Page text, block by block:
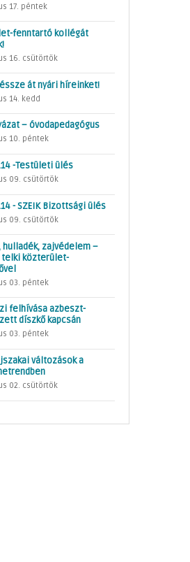
17. péntek
fenntartó kollégát
16. csütörtök
át nyári híreinket!
14. kedd
– óvodapedagógus
10. péntek
-Testületi ülés
09. csütörtök
- SZEIK Bizottsági ülés
09. csütörtök
hulladék, zajvédelem –
telki közterület-
03. péntek
felhívása azbeszt-
díszkő kapcsán
03. péntek
változások a
02. csütörtök